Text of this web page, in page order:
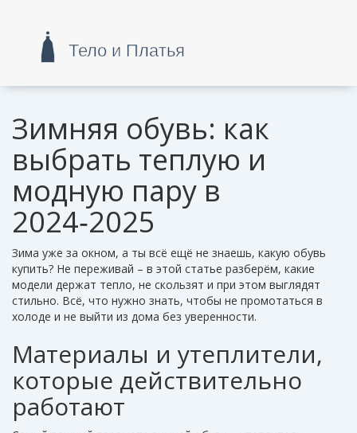
Зимняя обувь: как
выбрать теплую и
модную пару в
2024‑2025
Зима уже за окном, а ты всё ещё не знаешь, какую обувь
купить? Не переживай – в этой статье разберём, какие
модели держат тепло, не скользят и при этом выглядят
стильно. Всё, что нужно знать, чтобы не промотаться в
холоде и не выйти из дома без уверенности.
Материалы и утеплители,
которые действительно
работают